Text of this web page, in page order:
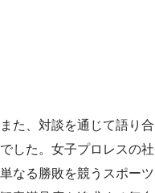
また、対談を通じて語り
でした。女子プロレスの
単なる勝敗を競うスポー